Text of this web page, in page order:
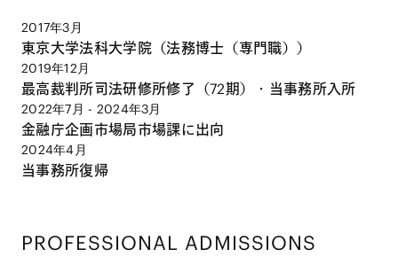
2017年3月
東京大学法科大学院（法務博士（専門職））
2019年12月
最高裁判所司法研修所修了（72期）・当事務所入所
2022年7月 - 2024年3月
金融庁企画市場局市場課に出向
2024年4月
当事務所復帰
PROFESSIONAL ADMISSIONS